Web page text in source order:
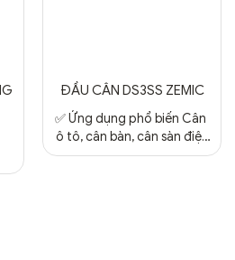
ĐẦU CÂN DS3SS ZEMIC
✅ Ứng dụng phổ biến Cân
ô tô, cân bàn, cân sàn điện
tử Nhà máy chế biến thực